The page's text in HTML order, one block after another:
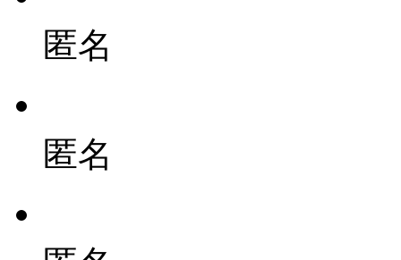
匿名
匿名